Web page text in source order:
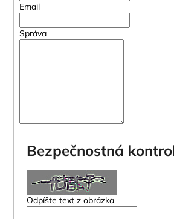
Email
Správa
Bezpečnostná
Odpíšte text z obrázka
e